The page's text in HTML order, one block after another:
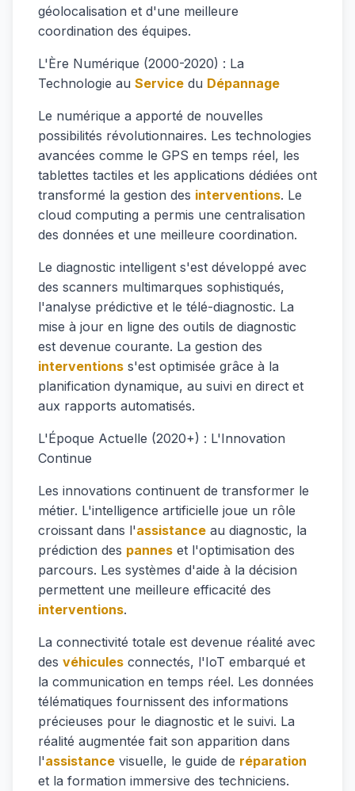
géolocalisation et d'une meilleure
coordination des équipes.
L'Ère Numérique (2000-2020) : La
Technologie au Service du Dépannage
Le numérique a apporté de nouvelles
possibilités révolutionnaires. Les technologies
avancées comme le GPS en temps réel, les
tablettes tactiles et les applications dédiées ont
transformé la gestion des interventions. Le
cloud computing a permis une centralisation
des données et une meilleure coordination.
Le diagnostic intelligent s'est développé avec
des scanners multimarques sophistiqués,
l'analyse prédictive et le télé-diagnostic. La
mise à jour en ligne des outils de diagnostic
est devenue courante. La gestion des
interventions s'est optimisée grâce à la
planification dynamique, au suivi en direct et
aux rapports automatisés.
L'Époque Actuelle (2020+) : L'Innovation
Continue
Les innovations continuent de transformer le
métier. L'intelligence artificielle joue un rôle
croissant dans l'assistance au diagnostic, la
prédiction des pannes et l'optimisation des
parcours. Les systèmes d'aide à la décision
permettent une meilleure efficacité des
interventions.
La connectivité totale est devenue réalité avec
des véhicules connectés, l'IoT embarqué et
la communication en temps réel. Les données
télématiques fournissent des informations
précieuses pour le diagnostic et le suivi. La
réalité augmentée fait son apparition dans
l'assistance visuelle, le guide de réparation
et la formation immersive des techniciens.